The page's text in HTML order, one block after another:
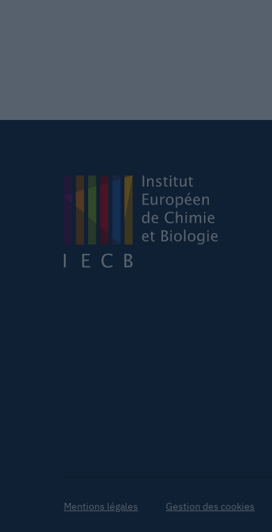
Mentions légales Gestion des cookies